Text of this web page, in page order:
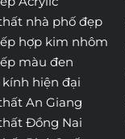
nhà phố đẹp
hợp kim nhôm
màu đen
hiện đại
An Giang
Đồng Nai